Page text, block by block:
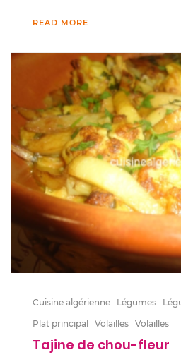
READ MORE
Cuisine algérienne Légumes
Plat principal
Volailles Volailles
Tajine de chou-fleur